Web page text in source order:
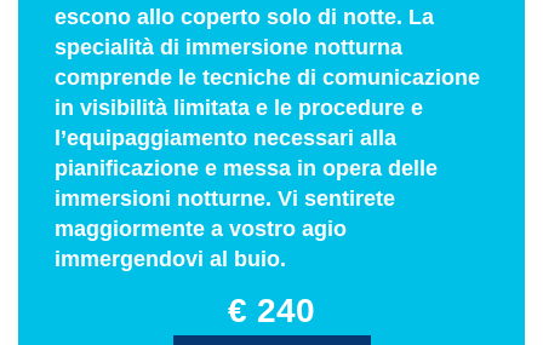
escono allo coperto solo di notte. La
specialità di immersione notturna
comprende le tecniche di comunicazione
in visibilità limitata e le procedure e
l’equipaggiamento necessari alla
pianificazione e messa in opera delle
immersioni notturne. Vi sentirete
maggiormente a vostro agio
immergendovi al buio.
€ 240